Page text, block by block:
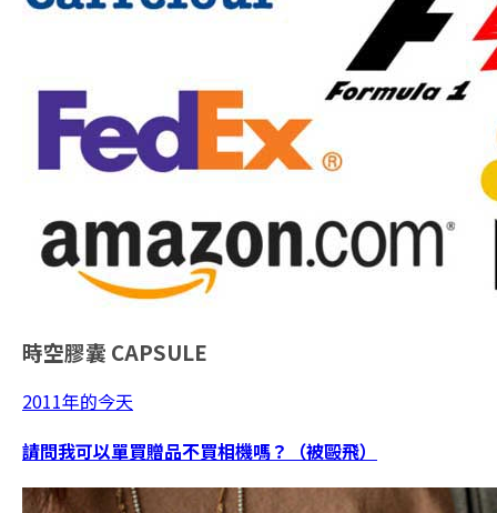
時空膠囊 CAPSULE
2011年的今天
請問我可以單買贈品不買相機嗎？（被毆飛）